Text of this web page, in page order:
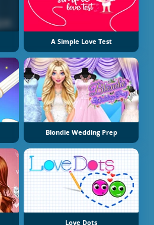
A Simple Love Test
Blondie Wedding Prep
Love Dots